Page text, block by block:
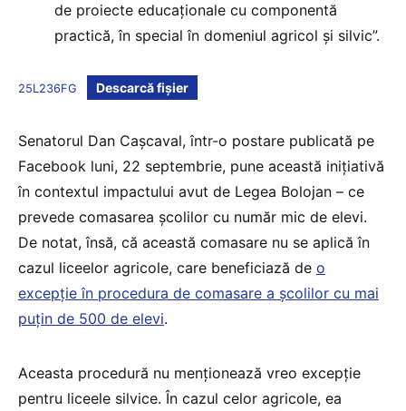
de proiecte educaţionale cu componentă
practică, în special în domeniul agricol şi silvic”.
25L236FG Descarcă fișier
Senatorul Dan Cașcaval, într-o postare publicată pe
Facebook luni, 22 septembrie, pune această inițiativă
în contextul impactului avut de Legea Bolojan – ce
prevede comasarea școlilor cu număr mic de elevi.
De notat, însă, că această comasare nu se aplică în
cazul liceelor agricole, care beneficiază de o
excepție în procedura de comasare a școlilor cu mai
puțin de 500 de elevi.
Aceasta procedură nu menționează vreo excepție
pentru liceele silvice. În cazul celor agricole, ea